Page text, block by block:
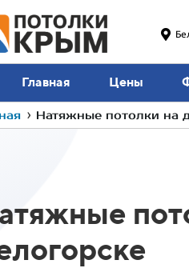
Главная Цены
› Натяжные потолки на